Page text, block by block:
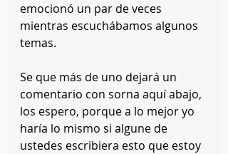
emocionó un par de veces
mientras escuchábamos algunos
temas.
Se que más de uno dejará un
comentario con sorna aquí abajo,
los espero, porque a lo mejor yo
haría lo mismo si algune de
ustedes escribiera esto que estoy